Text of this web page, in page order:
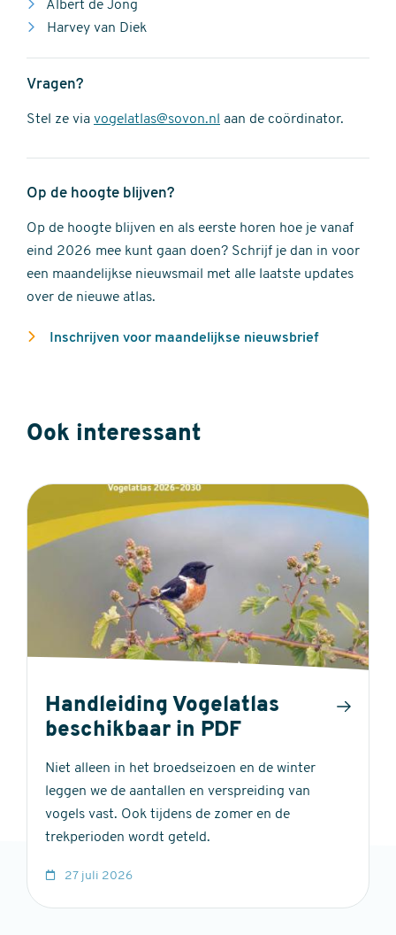
Albert de Jong
Harvey van Diek
Vragen?
Stel ze via vogelatlas@sovon.nl aan de coördinator.
Op de hoogte blijven?
Op de hoogte blijven en als eerste horen hoe je vanaf
eind 2026 mee kunt gaan doen? Schrijf je dan in voor
een maandelijkse nieuwsmail met alle laatste updates
over de nieuwe atlas.
Inschrijven voor maandelijkse nieuwsbrief
Ook interessant
Handleiding Vogelatlas
beschikbaar in PDF
Niet alleen in het broedseizoen en de winter
leggen we de aantallen en verspreiding van
vogels vast. Ook tijdens de zomer en de
trekperioden wordt geteld.
27 juli 2026